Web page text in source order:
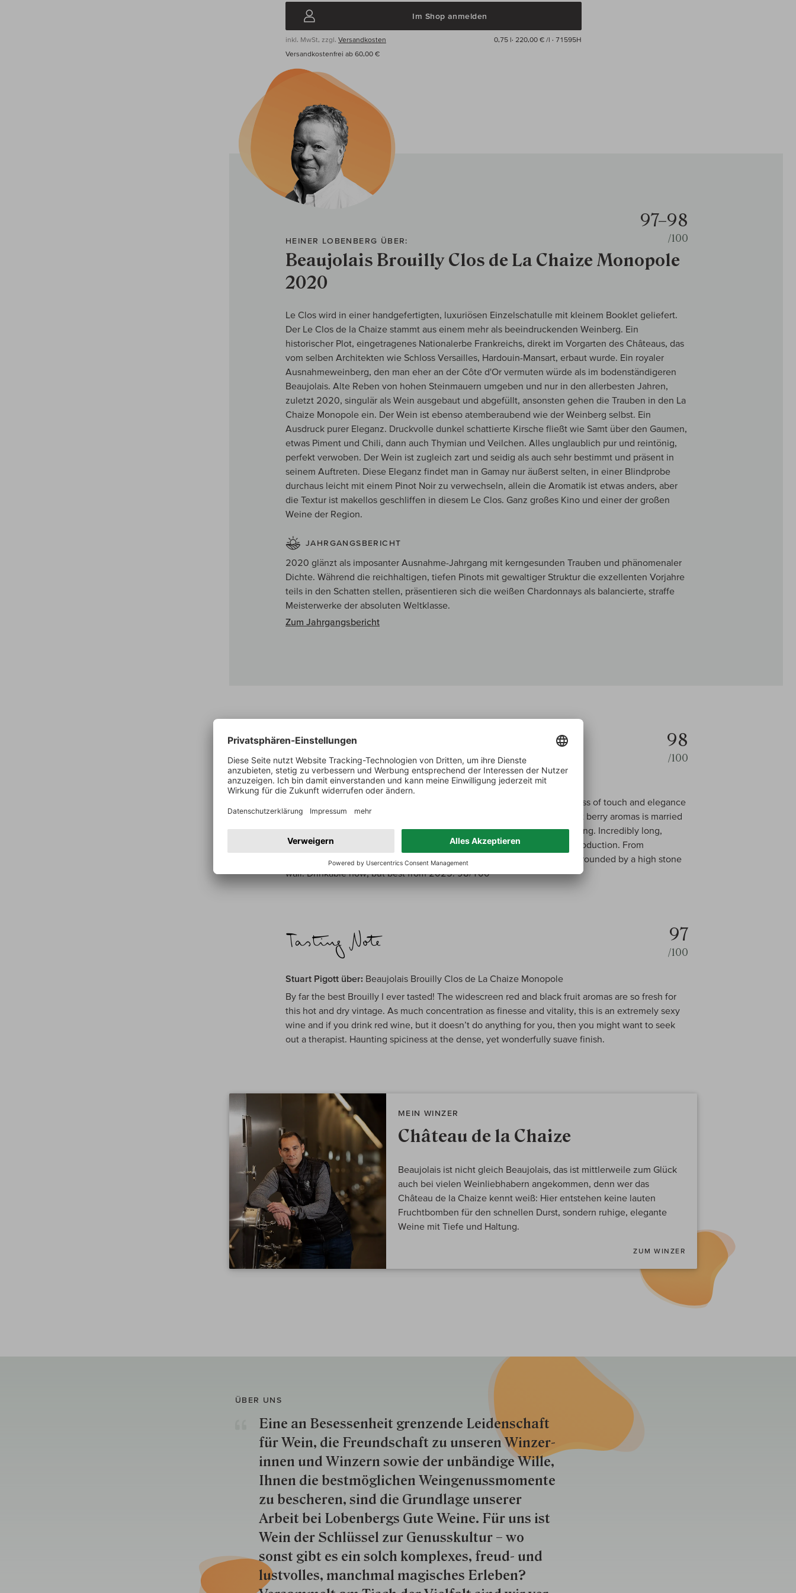
Im Shop anmelden
inkl. MwSt, zzgl. Versandkosten 0,75 l· 220,00 € /l · 71595H
Versandkostenfrei ab 60,00 €
HEINER LOBENBERG ÜBER:
Beaujolais Brouilly Clos de La Chaize Monopole
2020
97–98
/100
Le Clos wird in einer handgefertigten, luxuriösen Einzelschatulle mit kleinem Booklet geliefert.
Der Le Clos de la Chaize stammt aus einem mehr als beeindruckenden Weinberg. Ein
historischer Plot, eingetragenes Nationalerbe Frankreichs, direkt im Vorgarten des Châteaus, das
vom selben Architekten wie Schloss Versailles, Hardouin-Mansart, erbaut wurde. Ein royaler
Ausnahmeweinberg, den man eher an der Côte d'Or vermuten würde als im bodenständigeren
Beaujolais. Alte Reben von hohen Steinmauern umgeben und nur in den allerbesten Jahren,
zuletzt 2020, singulär als Wein ausgebaut und abgefüllt, ansonsten gehen die Trauben in den La
Chaize Monopole ein. Der Wein ist ebenso atemberaubend wie der Weinberg selbst. Ein
Ausdruck purer Eleganz. Druckvolle dunkel schattierte Kirsche fließt wie Samt über den Gaumen,
etwas Piment und Chili, dann auch Thymian und Veilchen. Alles unglaublich pur und reintönig,
perfekt verwoben. Der Wein ist zugleich zart und seidig als auch sehr bestimmt und präsent in
seinem Auftreten. Diese Eleganz findet man in Gamay nur äußerst selten, in einer Blindprobe
durchaus leicht mit einem Pinot Noir zu verwechseln, allein die Aromatik ist etwas anders, aber
die Textur ist makellos geschliffen in diesem Le Clos. Ganz großes Kino und einer der großen
Weine der Region.
JAHRGANGSBERICHT
2020 glänzt als imposanter Ausnahme-Jahrgang mit kerngesunden Trauben und phänomenaler
Dichte. Während die reichhaltigen, tiefen Pinots mit gewaltiger Struktur die exzellenten Vorjahre
teils in den Schatten stellen, präsentieren sich die weißen Chardonnays als balancierte, straffe
Meisterwerke der absoluten Weltklasse.
Zum Jahrgangsbericht
98
/100
Suckling über:Beaujolais Brouilly Clos de La Chaize Monopole
One of the new giants of Beaujolais that nonetheless retains the lightness of touch and elegance
of these wines. Enormous concentration of sour cherry, cassis and forest berry aromas is married
to an expertly crafted tannin structure that is so detailed and so fascinating. Incredibly long,
compact and energetic finish that leaves you breathless. Very limited production. From
organically grown grapes grown in a genuine clos that is completely surrounded by a high stone
wall. Drinkable now, but best from 2025. 98/100
97
/100
Stuart Pigott über: Beaujolais Brouilly Clos de La Chaize Monopole
By far the best Brouilly I ever tasted! The widescreen red and black fruit aromas are so fresh for
this hot and dry vintage. As much concentration as finesse and vitality, this is an extremely sexy
wine and if you drink red wine, but it doesn’t do anything for you, then you might want to seek
out a therapist. Haunting spiciness at the dense, yet wonderfully suave finish.
MEIN WINZER
Château de la Chaize
Beaujolais ist nicht gleich Beaujolais, das ist mittlerweile zum Glück
auch bei vielen Weinliebhabern angekommen, denn wer das
Château de la Chaize kennt weiß: Hier entstehen keine lauten
Fruchtbomben für den schnellen Durst, sondern ruhige, elegante
Weine mit Tiefe und Haltung.
ZUM WINZER
ÜBER UNS
Eine an Besessenheit gren­zende Lei­den­schaft
für Wein, die Freund­schaft zu unseren Win­zer­
innen und Win­zern so­wie der un­bän­dige Wille,
Ihnen die best­mög­lich­en Wein­genuss­momente
zu besche­ren, sind die Grund­lage unserer
Arbeit bei Lobenbergs Gute Weine. Für uns ist
Wein der Schlüs­sel zur Genuss­kultur – wo
sonst gibt es ein solch kom­plexes, freud- und
lustvolles, manchmal ma­gisch­es Er­le­ben?